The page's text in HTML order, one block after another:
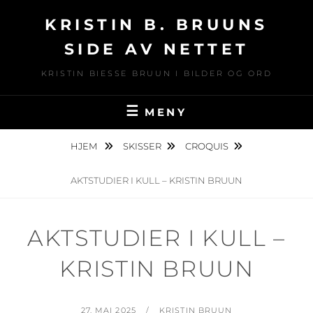
KRISTIN B. BRUUNS
SIDE AV NETTET
KRISTIN BIESSE BRUUN I BILDER OG ORD
MENY
HJEM SKISSER CROQUIS
AKTSTUDIER I KULL – KRISTIN BRUUN
AKTSTUDIER I KULL –
KRISTIN BRUUN
PUBLISERT
27. MAI 2025 AV
KRISTIN BRUUN